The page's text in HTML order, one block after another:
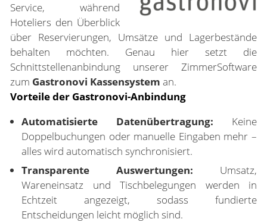
Service, während
Hoteliers den Überblick
über Reservierungen, Umsätze und Lagerbestände
behalten möchten. Genau hier setzt die
Schnittstellenanbindung unserer ZimmerSoftware
zum Gastronovi Kassensystem an.
Vorteile der Gastronovi-Anbindung
Automatisierte Datenübertragung: Keine
Doppelbuchungen oder manuelle Eingaben mehr –
alles wird automatisch synchronisiert.
Transparente Auswertungen: Umsatz,
Wareneinsatz und Tischbelegungen werden in
Echtzeit angezeigt, sodass fundierte
Entscheidungen leicht möglich sind.